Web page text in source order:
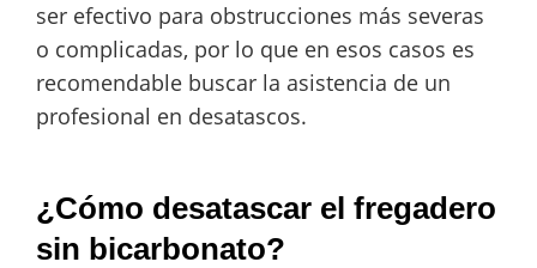
ser efectivo para obstrucciones más severas
o complicadas, por lo que en esos casos es
recomendable buscar la asistencia de un
profesional en desatascos.
¿Cómo desatascar el fregadero
sin bicarbonato?